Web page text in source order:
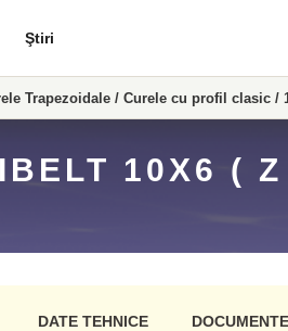
Ştiri
Trapezoidale / Curele cu profil clasic /
10X6 (
DATE TEHNICE